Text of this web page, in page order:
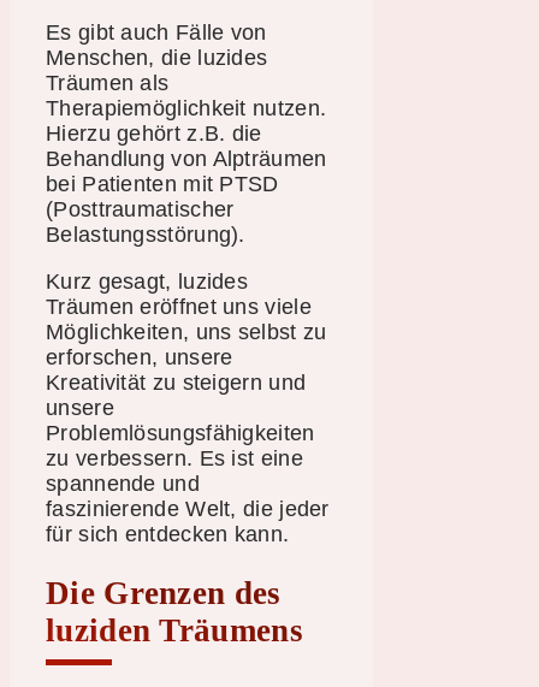
Es gibt auch Fälle von
Menschen, die luzides
Träumen als
Therapiemöglichkeit nutzen.
Hierzu gehört z.B. die
Behandlung von Alpträumen
bei Patienten mit PTSD
(Posttraumatischer
Belastungsstörung).
Kurz gesagt, luzides
Träumen eröffnet uns viele
Möglichkeiten, uns selbst zu
erforschen, unsere
Kreativität zu steigern und
unsere
Problemlösungsfähigkeiten
zu verbessern. Es ist eine
spannende und
faszinierende Welt, die jeder
für sich entdecken kann.
Die Grenzen des
luziden Träumens